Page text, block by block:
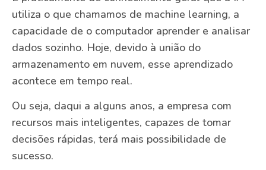
utiliza o que chamamos de machine learning, a
capacidade de o computador aprender e analisar
dados sozinho. Hoje, devido à união do
armazenamento em nuvem, esse aprendizado
acontece em tempo real.
Ou seja, daqui a alguns anos, a empresa com
recursos mais inteligentes, capazes de tomar
decisões rápidas, terá mais possibilidade de
sucesso.